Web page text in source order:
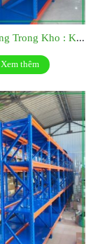
Kệ Để Hàng Trong Kho : KH10
Xem thêm